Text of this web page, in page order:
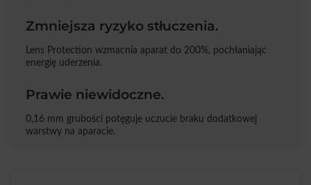
Zmniejsza ryzyko stłuczenia.
Lens Protection wzmacnia aparat do 200%, pochłaniając
energię uderzenia.
Prawie niewidoczne.
0,16 mm grubości potęguje uczucie braku dodatkowej
warstwy na aparacie.